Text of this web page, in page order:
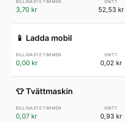
3,70 kr 52,53 kr
📱 Ladda mobil
0,00 kr 0,02 kr
👕 Tvättmaskin
0,07 kr 0,93 kr